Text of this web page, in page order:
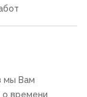
мы Вам
о времени